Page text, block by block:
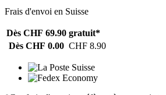
Frais d'envoi en Suisse
Dès CHF 69.90 gratuit*
Dès CHF 0.00 CHF 8.90